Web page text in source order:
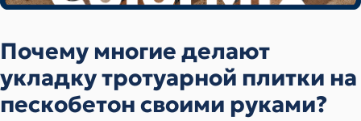
Почему многие делают
укладку тротуарной плитки на
пескобетон своими руками?